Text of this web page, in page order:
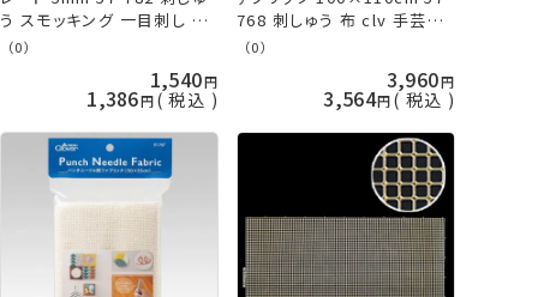
う スモッキング 一目刺し ネ
コポス可 clv 手芸の山久
（0）
1,540
1,386 税込
768 刺しゅう 布 clv 手芸の
山久
（0）
3,960
3,564 税込